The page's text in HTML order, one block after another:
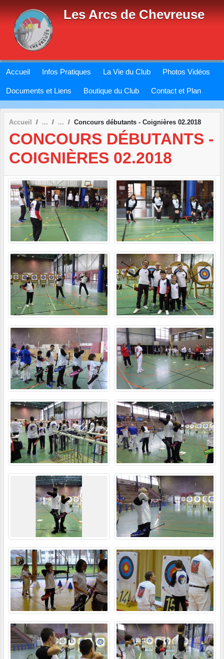
Les Arcs de Chevreuse
Accueil Infos Pratiques La Vie du Club Photos Vidéos
Documents et Liens Boutique du Club Contact et Plan
Accueil Concours débutants - Coignières 02.2018
CONCOURS DÉBUTANTS -
COIGNIÈRES 02.2018